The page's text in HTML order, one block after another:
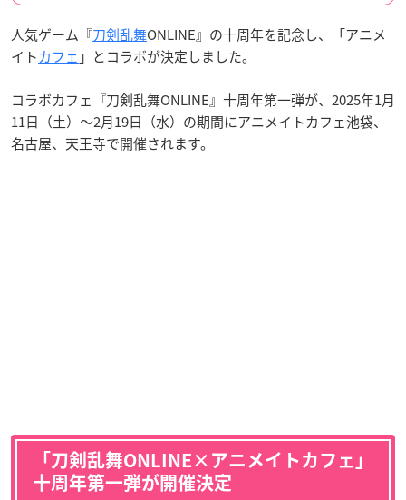
人気ゲーム『刀剣乱舞ONLINE』の十周年を記念し、「アニメ
イトカフェ 」とコラボが決定しました。
コラボカフェ『刀剣乱舞ONLINE』十周年第一弾が、2025年1月
11日（土）〜2月19日（水）の期間にアニメイトカフェ池袋、
名古屋、天王寺で開催されます。
「刀剣乱舞ONLINE×アニメイトカフェ」
十周年第一弾が開催決定